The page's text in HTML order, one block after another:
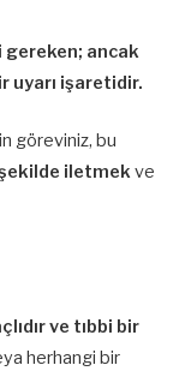
ancak
uyarı işaretidir.
göreviniz, bu
iletmekve
ve tıbbi bir
herhangi bir